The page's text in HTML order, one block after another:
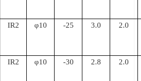
IR2 φ10 -25 3.0 2.0
IR2 φ10 -30 2.8 2.0